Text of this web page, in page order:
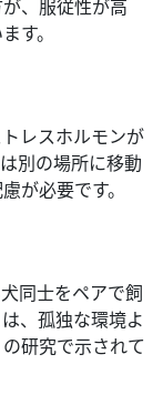
、服従性が高
す。
レスホルモンが
別の場所に移動
が必要です。
同士をペアで飼
、孤独な環境よ
研究で示されて